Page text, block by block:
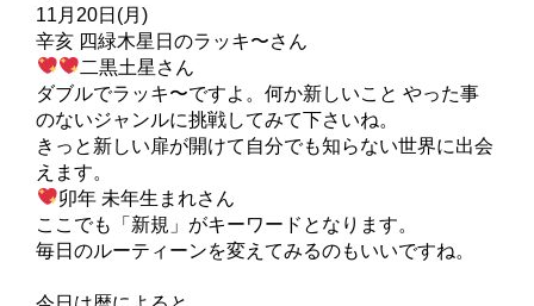
11月20日(月)
辛亥 四緑木星日のラッキ〜さん
二黒土星さん
ダブルでラッキ〜ですよ。何か新しいこと やった事
のないジャンルに挑戦してみて下さいね。
きっと新しい扉が開けて自分でも知らない世界に出会
えます。
卯年 未年生まれさん
ここでも「新規」がキーワードとなります。
毎日のルーティーンを変えてみるのもいいですね。